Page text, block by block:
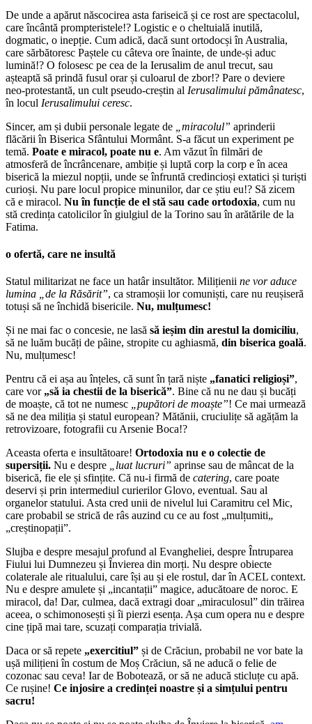
De unde a apărut născocirea asta fariseică și ce rost are spectacolul,
care încântă prompteristele!? Logistic e o cheltuială inutilă,
dogmatic, o inepție. Cum adică, dacă sunt ortodocși în Australia,
care sărbătoresc Paștele cu câteva ore înainte, de unde-și aduc
lumină!? O folosesc pe cea de la Ierusalim de anul trecut, sau
așteaptă să prindă fusul orar și culoarul de zbor!? Pare o deviere
neo-protestantă, un cult pseudo-creștin al Ierusalimului pămânatesc,
în locul Ierusalimului ceresc.
Sincer, am și dubii personale legate de
„miracolul” aprinderii
flăcării în Biserica Sfântului Mormânt. S-a făcut un experiment pe
temă. Poate e miracol, poate nu e. Am văzut în filmări de
atmosferă de încrâncenare, ambiție și luptă corp la corp e în acea
biserică la miezul nopții, unde se înfruntă credincioși extatici și turiști
curioși. Nu pare locul propice minunilor, dar ce știu eu!? Să zicem
că e miracol. Nu în funcție de el stă sau cade ortodoxia, cum nu
stă credința catolicilor în giulgiul de la Torino sau în arătările de la
Fatima.
o ofertă, care ne insultă
Statul militarizat ne face un hatâr insultător. Milițienii ne vor aduce
lumina „de la Răsărit”, ca stramoșii lor comuniști, care nu reușiseră
totuși să ne închidă bisericile. Nu, mulțumesc!
Și ne mai fac o concesie, ne lasă să ieșim din arestul la domiciliu,
să ne luăm bucăți de pâine, stropite cu aghiasmă, din biserica goală.
Nu, mulțumesc!
Pentru că ei așa au înțeles, că sunt în țară niște „fanatici religioși”,
care vor „să ia chestii de la biserică”. Bine că nu ne dau și bucăți
de moaște, că tot ne numesc
„pupători de moaște”! Ce mai urmează
să ne dea miliția și statul european? Mătănii, cruciulițe să agățăm la
retrovizoare, fotografii cu Arsenie Boca!?
Aceasta oferta e insultătoare! Ortodoxia nu e o colectie de
supersiții. Nu e despre „luat lucruri” aprinse sau de mâncat de la
biserică, fie ele și sfințite. Că nu-i firmă de catering, care poate
deservi și prin intermediul curierilor Glovo, eventual. Sau al
organelor statului. Asta cred unii de nivelul lui Caramitru cel Mic,
care probabil se strică de râs auzind cu ce au fost „mulțumiti„
„creștinopații”.
Slujba e despre mesajul profund al Evangheliei, despre Întruparea
Fiului lui Dumnezeu și Învierea din morți. Nu despre obiecte
colaterale ale ritualului, care își au și ele rostul, dar în ACEL context.
Nu e despre amulete și „incantații” magice, aducătoare de noroc. E
miracol, da! Dar, culmea, dacă extragi doar „miraculosul” din trăirea
aceea, o schimonosești și îi pierzi esența. Așa cum opera nu e despre
cine țipă mai tare, scuzați comparația trivială.
Daca or să repete „exercitiul” și de Crăciun, probabil ne vor bate la
ușă milițieni în costum de Moș Crăciun, să ne aducă o felie de
cozonac sau ceva! Iar de Bobotează, or să ne aducă sticluțe cu apă.
Ce rușine! Ce injosire a credinței noastre și a simțului pentru
sacru!